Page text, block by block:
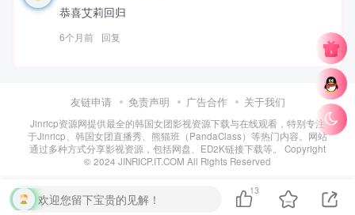
恭喜艾莉回归
6个月前 回复
友链申请 免责声明 广告合作 关于我们
Jinricp资源网提供最全的韩国女团影视资源下载与在线观看，特别专注
于Jinricp、韩国女团直播秀、熊猫班（PandaClass）等热门内容。网站
通过多种方式分享影视资源，包括网盘、ED2K链接下载等。 Copyright
© 2024 JINRICP.IT.COM All Rights Reserved
欢迎您留下宝贵的见解！
13